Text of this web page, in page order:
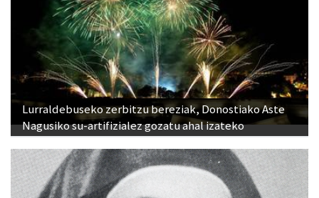
Lurraldebuseko zerbitzu bereziak, Donostiako Aste
Nagusiko su-artifizialez gozatu ahal izateko